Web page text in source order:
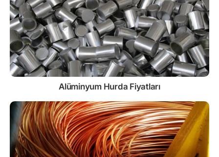
Alüminyum Hurda Fiyatları